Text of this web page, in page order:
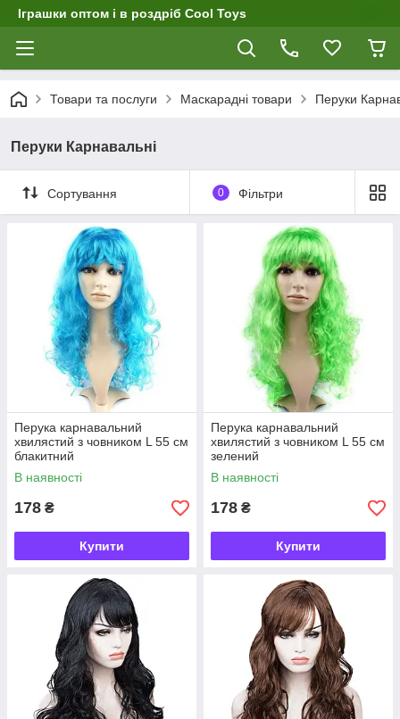
Іграшки оптом і в роздріб Cool Toys
Товари та послуги Маскарадні товари Перуки
Перуки Карнавальні
Сортування 0 Фільтри
Перука карнавальний
хвилястий з човником L 55 см
блакитний
В наявності
178 ₴
Купити
Перука карнавальний
хвилястий з човником L 55 см
зелений
В наявності
178 ₴
Купити